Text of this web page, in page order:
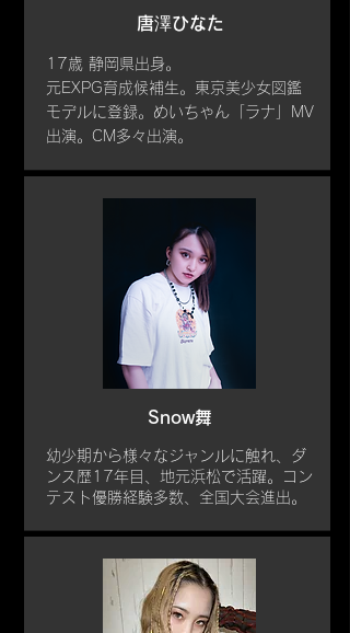
唐澤ひなた
17歳 静岡県出身。
元EXPG育成候補生。東京美少女図鑑
モデルに登録。めいちゃん「ラナ」MV
出演。CM多々出演。
Snow舞
幼少期から様々なジャンルに触れ、ダ
ンス歴17年目、地元浜松で活躍。コン
テスト優勝経験多数、全国大会進出。